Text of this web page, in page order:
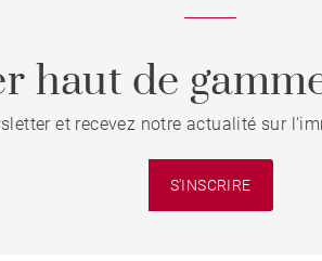
haut de
et recevez notre actualité sur
S'INSCRIRE